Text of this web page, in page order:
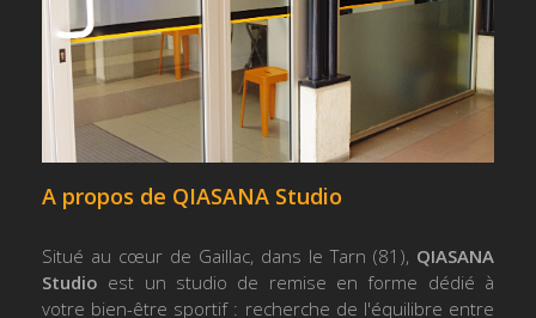
A propos de QIASANA Studio
Situé au cœur de Gaillac, dans le Tarn (81), QIASANA
Studio est un studio de remise en forme dédié à
votre bien-être sportif : recherche de l'équilibre entre